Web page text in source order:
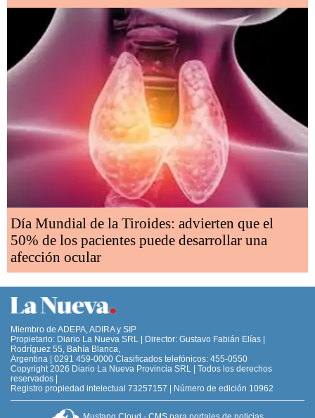
Día Mundial de la Tiroides: advierten que el
50% de los pacientes puede desarrollar una
afección ocular
Miembro de ADEPA, ADIRA y SIP
Propietario: Diario La Nueva SRL | Director: Gustavo Fabián Elías |
Rodríguez 55, Bahía Blanca,
Argentina | 0291 459-0000 Clasificados telefónicos: 455-0550
Copyright 2026 Diario La Nueva Provincia SRL | Todos los derechos
reservados |
Registro propiedad intelectual 73257157 | Número de edición 10962